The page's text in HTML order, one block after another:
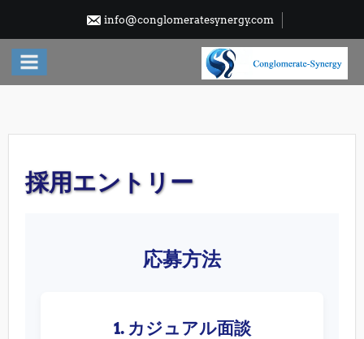
content
info@conglomeratesynergy.com
採用エントリー
応募方法
1. カジュアル面談